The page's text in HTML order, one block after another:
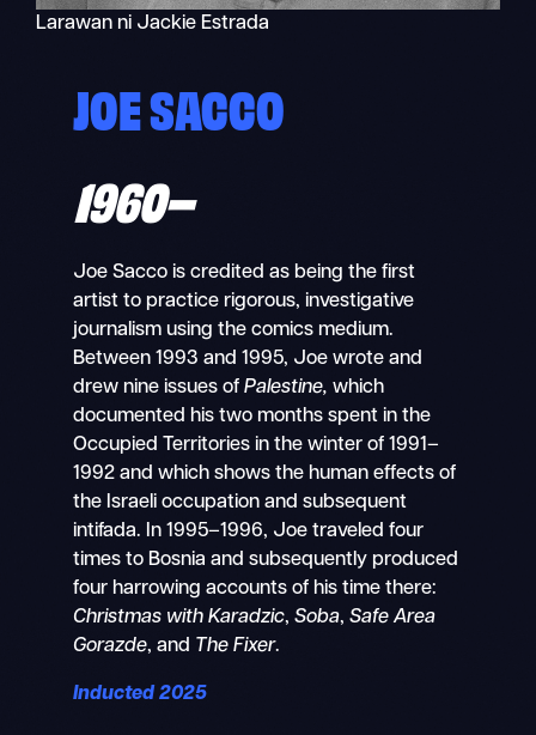
Larawan ni Jackie Estrada
JOE SACCO
1960–
Joe Sacco is credited as being the first
artist to practice rigorous, investigative
journalism using the comics medium.
Between 1993 and 1995, Joe wrote and
drew nine issues ofPalestine, which
documented his two months spent in the
Occupied Territories in the winter of 1991–
1992 and which shows the human effects of
the Israeli occupation and subsequent
intifada. In 1995–1996, Joe traveled four
times to Bosnia and subsequently produced
four harrowing accounts of his time there:
Christmas with Karadzic,Soba,Safe Area
Gorazde, and The Fixer.
Inducted 2025